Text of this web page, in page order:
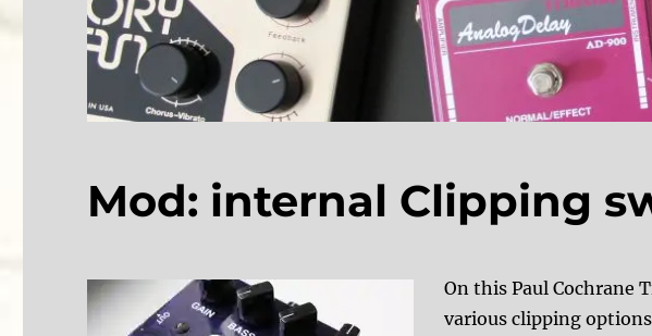
Mod: internal Clipping
On this Paul Cochrane
various clipping